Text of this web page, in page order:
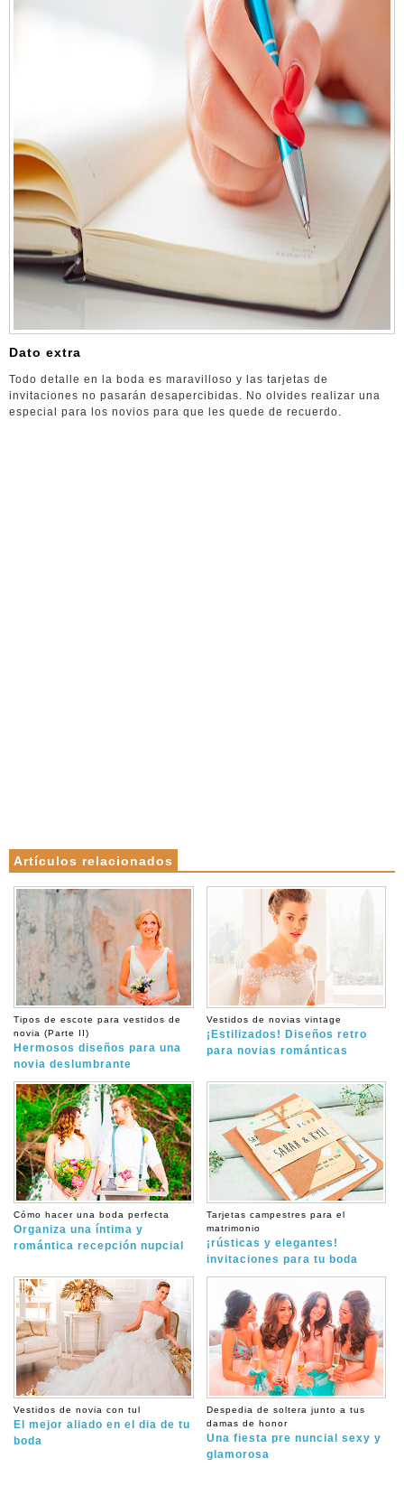
Dato extra
Todo detalle en la boda es maravilloso y las tarjetas de
invitaciones no pasarán desapercibidas. No olvides realizar una
especial para los novios para que les quede de recuerdo.
Artículos relacionados
Tipos de escote para vestidos de
novia (Parte II)
Hermosos diseños para una
novia deslumbrante
Vestidos de novias vintage
¡Estilizados! Diseños retro
para novias románticas
Cómo hacer una boda perfecta
Organiza una íntima y
romántica recepción nupcial
Tarjetas campestres para el
matrimonio
¡rústicas y elegantes!
invitaciones para tu boda
Vestidos de novia con tul
El mejor aliado en el dia de tu
boda
Despedia de soltera junto a tus
damas de honor
Una fiesta pre nuncial sexy y
glamorosa